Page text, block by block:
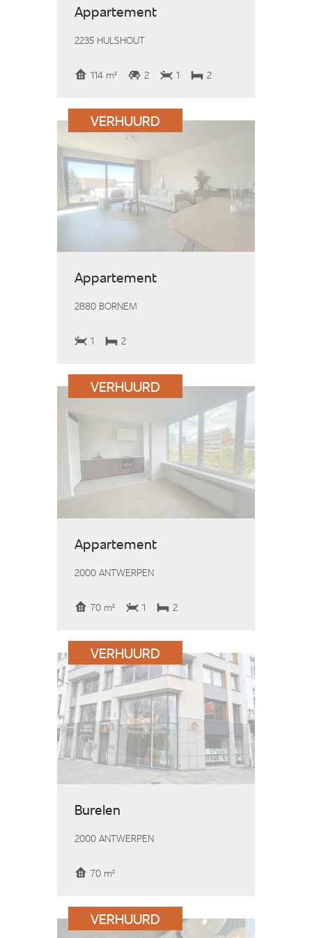
Appartement
2235 HULSHOUT
114 m² 2 1 2
VERHUURD
Appartement
2880 BORNEM
1 2
VERHUURD
Appartement
2000 ANTWERPEN
70 m² 1 2
VERHUURD
Burelen
2000 ANTWERPEN
70 m²
VERHUURD